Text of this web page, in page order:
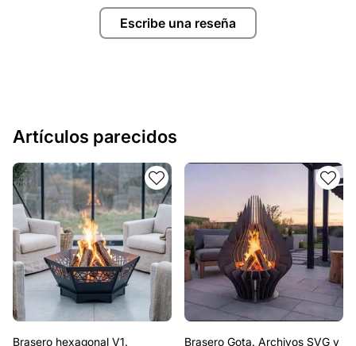
Escribe una reseña
Artículos parecidos
Brasero hexagonal V1.
Brasero Gota. Archivos SVG y